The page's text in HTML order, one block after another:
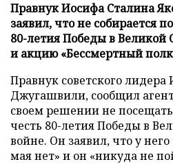
Правнук Иосифа Сталина
заявил, что не собирается
80-летия Победы в Великой
и акцию «Бессмертный
Правнук советского
Джугашвили, сообщил
своем решении не
честь 80-летия Победы в
войне. Он заявил, что у
мая нет» и он «никуда не